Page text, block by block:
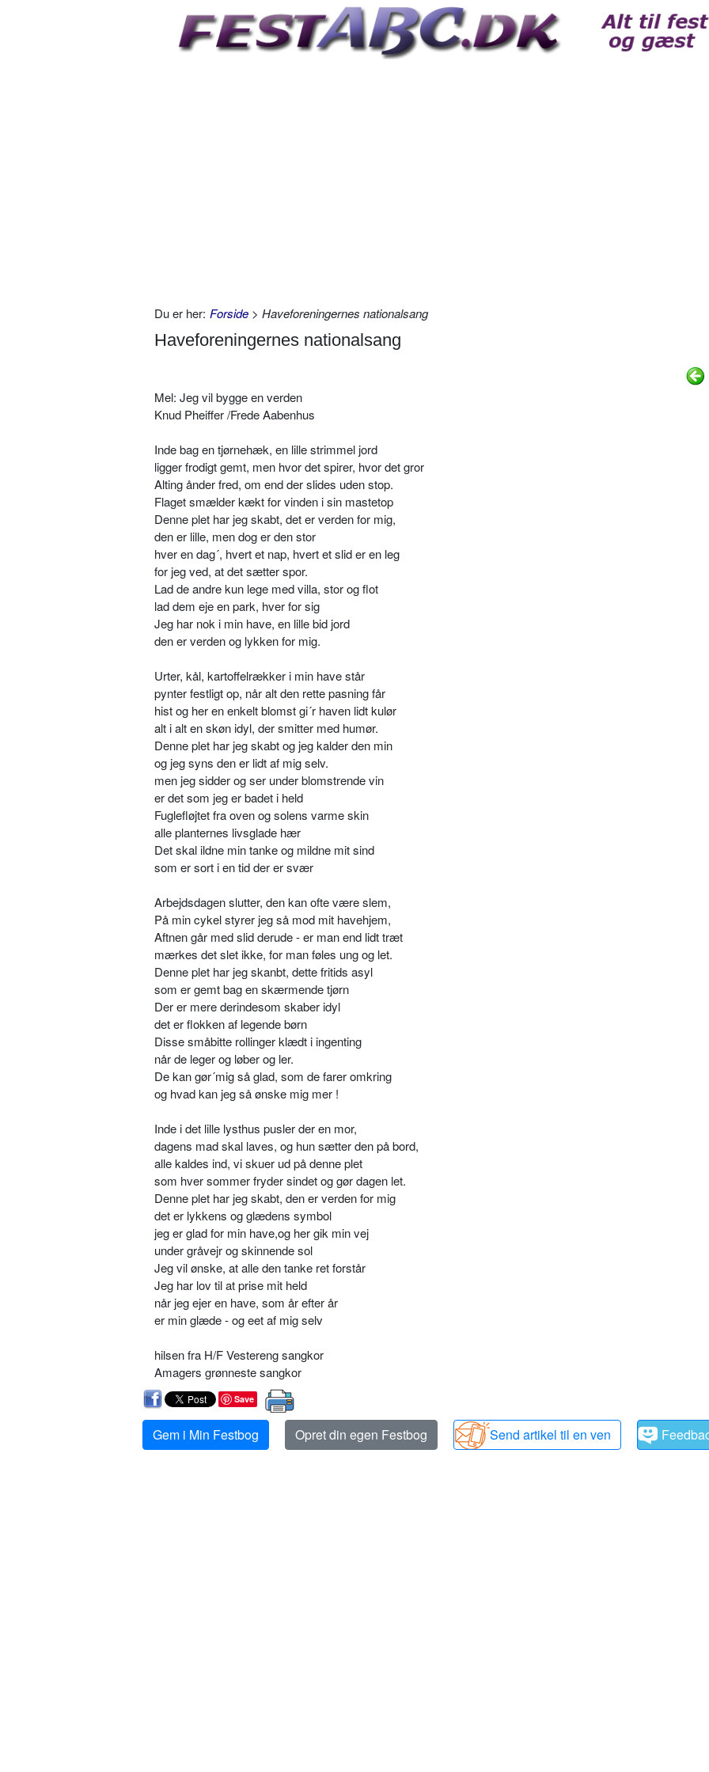
Du er her: Forside > Haveforeningernes nationalsang
Haveforeningernes nationalsang
Mel: Jeg vil bygge en verden
Knud Pheiffer /Frede Aabenhus
Inde bag en tjørnehæk, en lille strimmel jord
ligger frodigt gemt, men hvor det spirer, hvor det gror
Alting ånder fred, om end der slides uden stop.
Flaget smælder kækt for vinden i sin mastetop
Denne plet har jeg skabt, det er verden for mig,
den er lille, men dog er den stor
hver en dag´, hvert et nap, hvert et slid er en leg
for jeg ved, at det sætter spor.
Lad de andre kun lege med villa, stor og flot
lad dem eje en park, hver for sig
Jeg har nok i min have, en lille bid jord
den er verden og lykken for mig.
Urter, kål, kartoffelrækker i min have står
pynter festligt op, når alt den rette pasning får
hist og her en enkelt blomst gi´r haven lidt kulør
alt i alt en skøn idyl, der smitter med humør.
Denne plet har jeg skabt og jeg kalder den min
og jeg syns den er lidt af mig selv.
men jeg sidder og ser under blomstrende vin
er det som jeg er badet i held
Fuglefløjtet fra oven og solens varme skin
alle planternes livsglade hær
Det skal ildne min tanke og mildne mit sind
som er sort i en tid der er svær
Arbejdsdagen slutter, den kan ofte være slem,
På min cykel styrer jeg så mod mit havehjem,
Aftnen går med slid derude - er man end lidt træt
mærkes det slet ikke, for man føles ung og let.
Denne plet har jeg skanbt, dette fritids asyl
som er gemt bag en skærmende tjørn
Der er mere derindesom skaber idyl
det er flokken af legende børn
Disse småbitte rollinger klædt i ingenting
når de leger og løber og ler.
De kan gør´mig så glad, som de farer omkring
og hvad kan jeg så ønske mig mer !
Inde i det lille lysthus pusler der en mor,
dagens mad skal laves, og hun sætter den på bord,
alle kaldes ind, vi skuer ud på denne plet
som hver sommer fryder sindet og gør dagen let.
Denne plet har jeg skabt, den er verden for mig
det er lykkens og glædens symbol
jeg er glad for min have,og her gik min vej
under gråvejr og skinnende sol
Jeg vil ønske, at alle den tanke ret forstår
Jeg har lov til at prise mit held
når jeg ejer en have, som år efter år
er min glæde - og eet af mig selv
hilsen fra H/F Vestereng sangkor
Amagers grønneste sangkor
Save
Gem i Min Festbog Opret din egen Festbog Send artikel til en ven